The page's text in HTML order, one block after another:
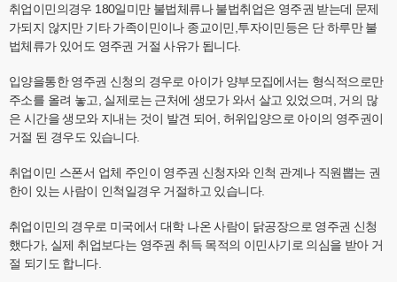
취업이민의경우 180일미만 불법체류나 불법취업은 영주권 받는데 문제
가되지 않지만 기타 가족이민이나 종교이민,투자이민등은 단 하루만 불
법체류가 있어도 영주권 거절 사유가 됩니다.
입양을통한 영주권 신청의 경우로 아이가 양부모집에서는 형식적으로만
주소를 올려 놓고, 실제로는 근처에 생모가 와서 살고 있었으며, 거의 많
은 시간을 생모와 지내는 것이 발견 되어, 허위입양으로 아이의 영주권이
거절 된 경우도 있습니다.
취업이민 스폰서 업체 주인이 영주권 신청자와 인척 관계나 직원뽑는 권
한이 있는 사람이 인척일경우 거절하고 있습니다.
취업이민의 경우로 미국에서 대학 나온 사람이 닭공장으로 영주권 신청
했다가, 실제 취업보다는 영주권 취득 목적의 이민사기로 의심을 받아 거
절 되기도 합니다.